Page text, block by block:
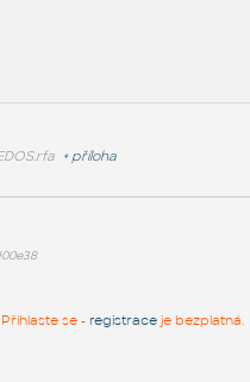
+ příloha
se - registraceje bezplatná.